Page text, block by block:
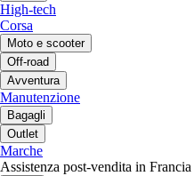
High-tech
Corsa
Moto e scooter
Off-road
Avventura
Manutenzione
Bagagli
Outlet
Marche
Assistenza post-vendita in Francia